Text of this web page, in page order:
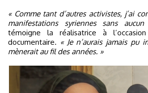
« Comme tant d’autres activistes, j’ai
manifestations syriennes sans
témoigne la réalisatrice à
documentaire. « Je n’aurais jamais pu
mènerait au fil des années. »